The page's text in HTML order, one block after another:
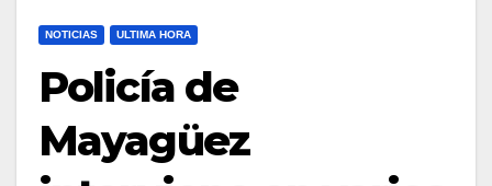
NOTICIAS ULTIMA HORA
Policía de
Mayagüez